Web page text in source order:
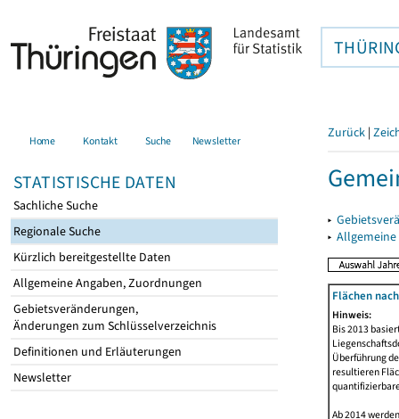
Home Kontakt Suche Newsletter
STATISTISCHE DATEN
Sachliche Suche
Regionale Suche
Kürzlich bereitgestellte Daten
Allgemeine Angaben, Zuordnungen
Gebietsveränderungen,
Änderungen zum Schlüsselverzeichnis
Definitionen und Erläuterungen
Newsletter
Zurück |
▸
▸
Flächen
Hinweis:
Bis 2013
Überführung
resultieren
Ab 2014